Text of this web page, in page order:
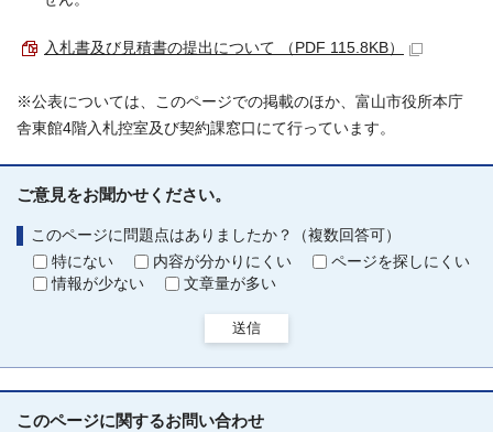
入札書及び見積書の提出について （PDF 115.8KB）
※公表については、このページでの掲載のほか、富山市役所本庁
舎東館4階入札控室及び契約課窓口にて行っています。
ご意見をお聞かせください。
このページに問題点はありましたか？（複数回答可）
特にない
内容が分かりにくい
ページを探しにくい
情報が少ない
文章量が多い
送信
このページに関するお問い合わせ